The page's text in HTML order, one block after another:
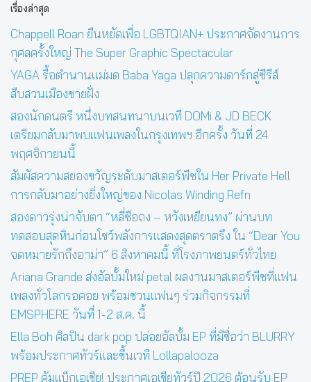
เรื่องล่าสุด
Chappell Roan ยืนหยัดเพื่อ LGBTQIAN+ ประกาศจัดงานการ
กุศลครั้งใหญ่ The Super Graphic Spectacular
YAGA รื้อตำนานแม่มด Baba Yaga ปลุกความดาร์กสู่ซีรีส์
สืบสวนเมืองชายฝั่ง
สองนักดนตรี หนึ่งบทสนทนาบนเวที DOMi & JD BECK
เตรียมกลับมาพบแฟนเพลงในกรุงเทพฯ อีกครั้ง วันที่ 24
พฤศจิกายนนี้
สัมผัสความสยองขวัญระดับมาสเตอร์พีซใน Her Private Hell
การกลับมาอย่างยิ่งใหญ่ของ Nicolas Winding Refn
สองดาวรุ่งน่าจับตา “หลี่ซือถง – หวังเหยียนทง” ผ่านบท
ทดสอบสุดหินก่อนโชว์พลังการแสดงสุดตราตรึง ใน “Dear You
จดหมายรักถึงอาม่า” 6 สิงหาคมนี้ ที่โรงภาพยนตร์ทั่วไทย
Ariana Grande ส่งอัลบั้มใหม่ petal ผลงานมาสเตอร์พีซที่แฟน
เพลงทั่วโลกรอคอย พร้อมชวนแฟนๆ ร่วมกิจกรรมที่
EMSPHERE วันที่ 1-2 ส.ค. นี้
Ella Boh ศิลปิน dark pop ปล่อยอัลบั้ม EP ที่มีชื่อว่า BLURRY
พร้อมประกาศทัวร์และขึ้นเวที Lollapalooza
PREP คัมแบ็กเอเชีย! ประกาศเอเชียทัวร์ปี 2026 ต้อนรับ EP